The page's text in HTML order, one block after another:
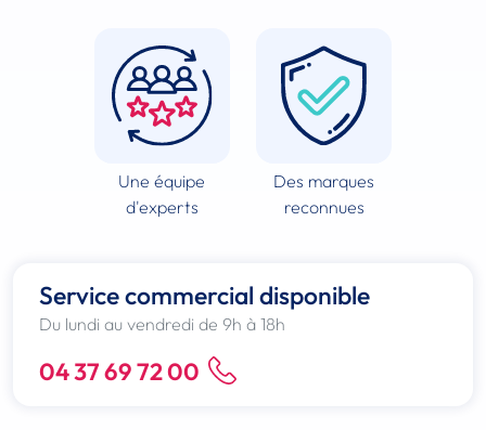
Une équipe
d'experts
Des marques
reconnues
Service commercial disponible
Du lundi au vendredi de 9h à 18h
04 37 69 72 00